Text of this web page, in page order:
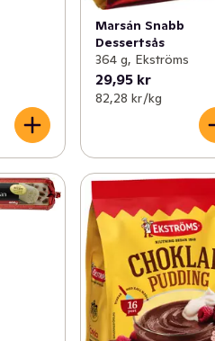
Marsán Snabb
Dessertsås
364 g, Ekströms
29,95 kr
82,28 kr /kg